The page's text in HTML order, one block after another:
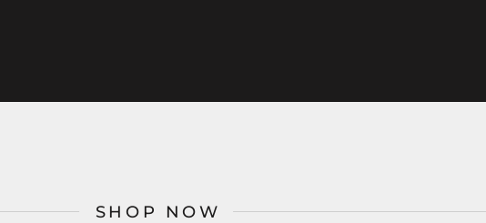
SHOP NOW